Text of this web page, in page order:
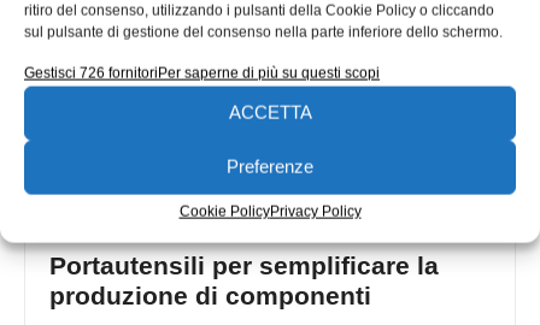
ritiro del consenso, utilizzando i pulsanti della Cookie Policy o cliccando
sul pulsante di gestione del consenso nella parte inferiore dello schermo.
Gestisci 726 fornitoriPer saperne di più su questi scopi
ACCETTA
Preferenze
Cookie PolicyPrivacy Policy
Portautensili per semplificare la
produzione di componenti